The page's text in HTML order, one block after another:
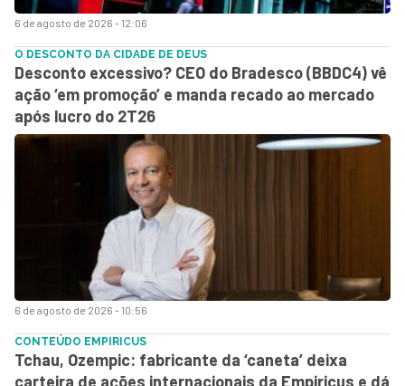
6 de agosto de 2026 - 12:06
6 de agosto de 2026 - 10:56
O DESCONTO DA CIDADE DE DEUS
Desconto excessivo? CEO do Bradesco (BBDC4) vê
ação ‘em promoção’ e manda recado ao mercado
após lucro do 2T26
CONTEÚDO EMPIRICUS
Tchau, Ozempic: fabricante da ‘caneta’ deixa
carteira de ações internacionais da Empiricus e dá